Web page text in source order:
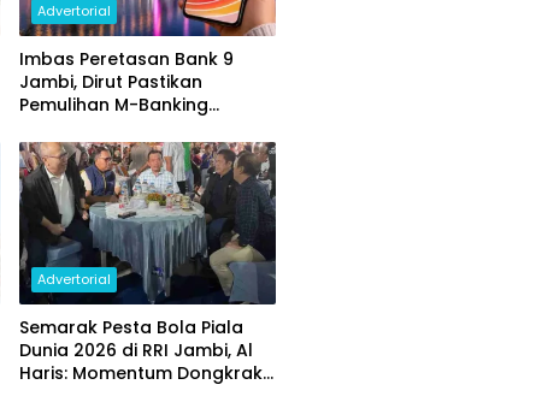
Advertorial
Imbas Peretasan Bank 9
Jambi, Dirut Pastikan
Pemulihan M-Banking
Advertorial
Semarak Pesta Bola Piala
Dunia 2026 di RRI Jambi, Al
Haris: Momentum Dongkrak